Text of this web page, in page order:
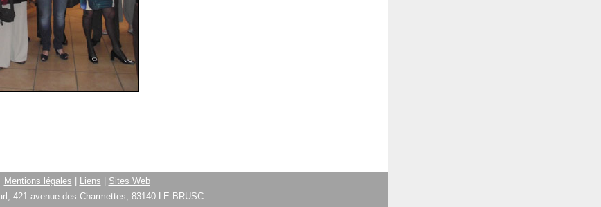
Mentions légales Liens
Sites Web
421 avenue des Charmettes, 83140 LE BRUSC.